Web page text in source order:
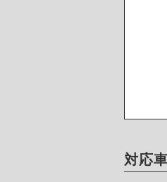
対応